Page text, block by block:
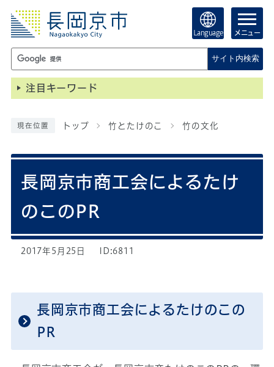
Language メニュー
サイト内検索
注目キーワード
現在位置 トップ 竹とたけのこ 竹の文化
長岡京市商工会によるたけ
のこのPR
2017年5月25日 ID:6811
長岡京市商工会によるたけのこの
PR